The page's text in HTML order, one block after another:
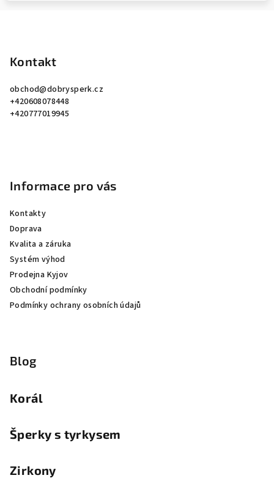
Kontakt
obchod@dobrysperk.cz
+420608078448
+420777019945
Informace pro vás
Kontakty
Doprava
Kvalita a záruka
Systém výhod
Prodejna Kyjov
Obchodní podmínky
Podmínky ochrany osobních údajů
Blog
Korál
Šperky s tyrkysem
Zirkony